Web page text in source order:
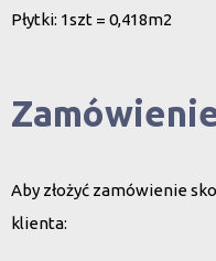
Płytki: 1szt = 0,418m2
Aby złożyć zamówienie
klienta: